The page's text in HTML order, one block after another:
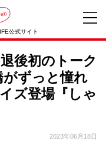
公式サイト
後初のトーク
ずっと憧れ
ズ登場『しゃ
2023年06月18日